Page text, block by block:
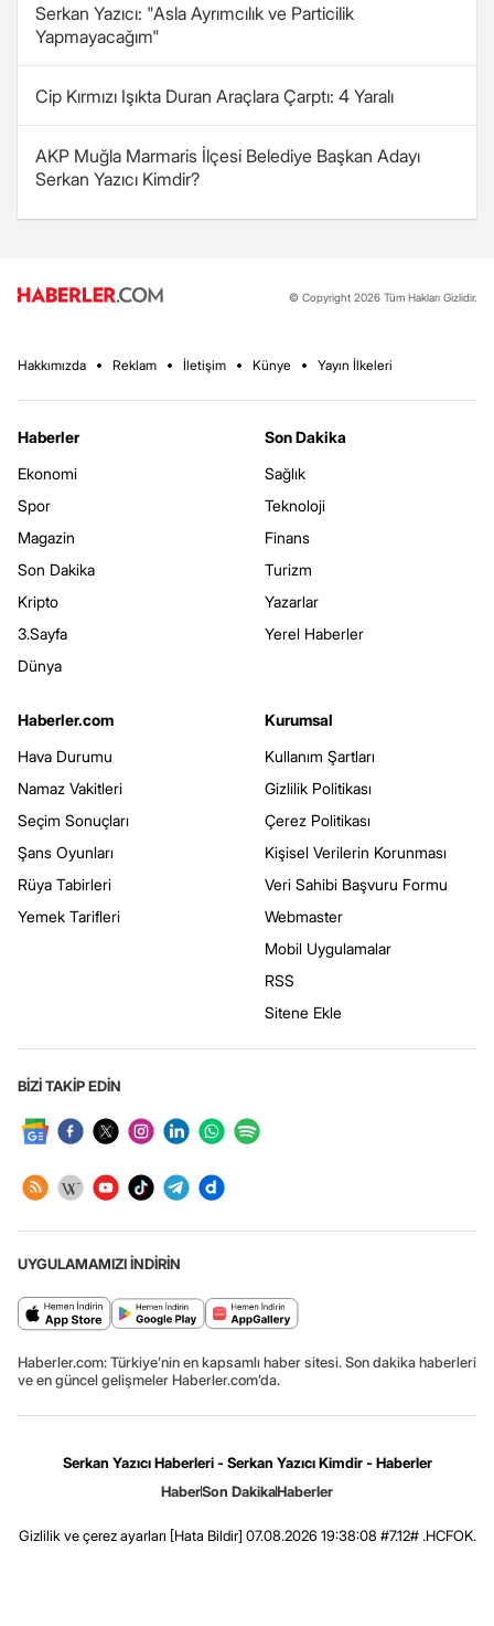
Serkan Yazıcı: "Asla Ayrımcılık ve Particilik
Yapmayacağım"
Cip Kırmızı Işıkta Duran Araçlara Çarptı: 4 Yaralı
AKP Muğla Marmaris İlçesi Belediye Başkan Adayı
Serkan Yazıcı Kimdir?
© Copyright 2026 Tüm Hakları Gizlidir.
Hakkımızda Reklam İletişim Künye Yayın İlkeleri
Haberler
Ekonomi
Spor
Magazin
Son Dakika
Kripto
3.Sayfa
Dünya
Son Dakika
Sağlık
Teknoloji
Finans
Turizm
Yazarlar
Yerel Haberler
Haberler.com
Hava Durumu
Namaz Vakitleri
Seçim Sonuçları
Şans Oyunları
Rüya Tabirleri
Yemek Tarifleri
Kurumsal
Kullanım Şartları
Gizlilik Politikası
Çerez Politikası
Kişisel Verilerin Korunması
Veri Sahibi Başvuru Formu
Webmaster
Mobil Uygulamalar
RSS
Sitene Ekle
BİZİ TAKİP EDİN
UYGULAMAMIZI İNDİRİN
Haberler.com: Türkiye’nin en kapsamlı haber sitesi. Son dakika haberleri
ve en güncel gelişmeler Haberler.com’da.
Serkan Yazıcı Haberleri - Serkan Yazıcı Kimdir - Haberler
HaberSon DakikaHaberler
Gizlilik ve çerez ayarları [Hata Bildir] 07.08.2026 19:38:08 #7.12# .HCFOK.